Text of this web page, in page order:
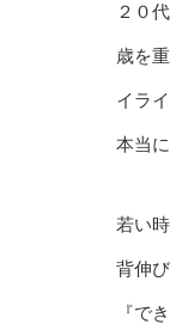
２０
歳を
イラ
本当
若い
背伸
『で